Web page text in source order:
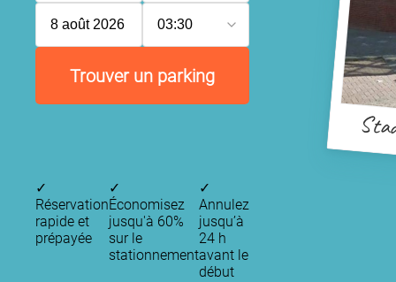
8 août 2026 03:30
Trouver un parking
✓
Réservation
rapide et
prépayée
✓
Économisez
jusqu'à 60%
sur le
stationnement
✓
Annulez
jusqu’à
24 h
avant le
début